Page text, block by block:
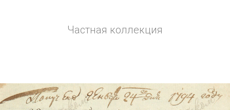
Частная коллекция